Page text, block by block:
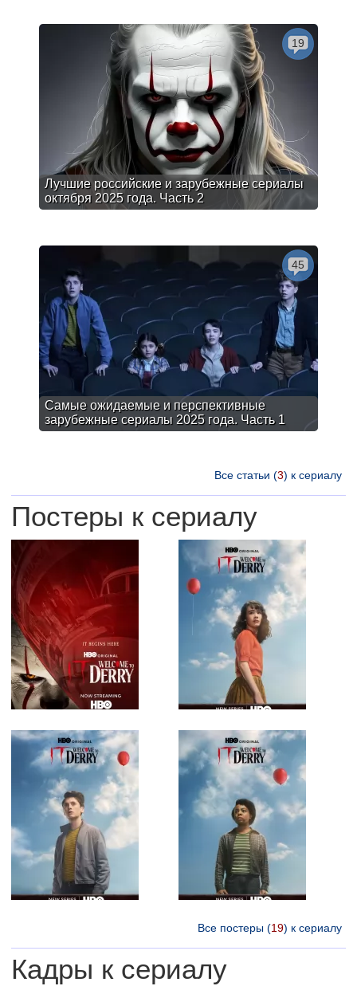
Лучшие российские и зарубежные сериалы
октября 2025 года. Часть 2
19
Самые ожидаемые и перспективные
зарубежные сериалы 2025 года. Часть 1
45
Все статьи (3) к сериалу
Постеры к сериалу
Все постеры (19) к сериалу
Кадры к сериалу